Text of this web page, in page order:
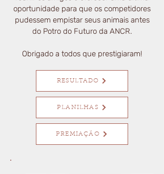
oportunidade para que os competidores
pudessem empistar seus animais antes
do Potro do Futuro da ANCR.
Obrigado a todos que prestigiaram!
RESULTADO
PLANILHAS
PREMIAÇÃO